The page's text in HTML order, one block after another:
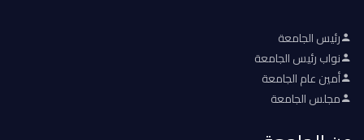
رئيس الجامعة
نواب رئيس الجامعة
أمين عام الجامعة
مجلس الجامعة